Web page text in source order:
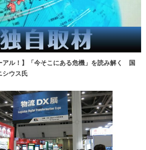
アル！】「今そこにある危機」を読み解く 国
シウス氏